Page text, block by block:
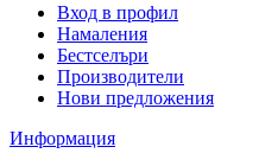
Вход в профил
Намаления
Бестселъри
Производители
Нови предложения
Информация